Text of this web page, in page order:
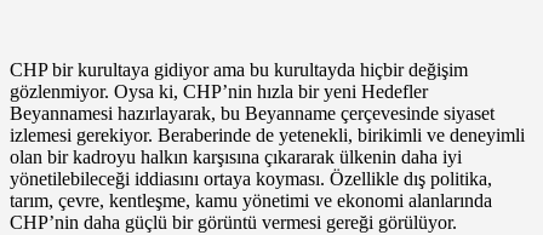
CHP bir kurultaya gidiyor ama bu kurultayda hiçbir değişim
gözlenmiyor. Oysa ki, CHP’nin hızla bir yeni Hedefler
Beyannamesi hazırlayarak, bu Beyanname çerçevesinde siyaset
izlemesi gerekiyor. Beraberinde de yetenekli, birikimli ve deneyimli
olan bir kadroyu halkın karşısına çıkararak ülkenin daha iyi
yönetilebileceği iddiasını ortaya koyması. Özellikle dış politika,
tarım, çevre, kentleşme, kamu yönetimi ve ekonomi alanlarında
CHP’nin daha güçlü bir görüntü vermesi gereği görülüyor.